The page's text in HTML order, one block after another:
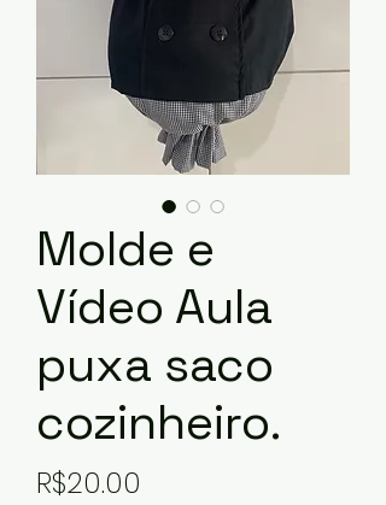
Molde e
Vídeo Aula
puxa saco
cozinheiro.
R$20.00